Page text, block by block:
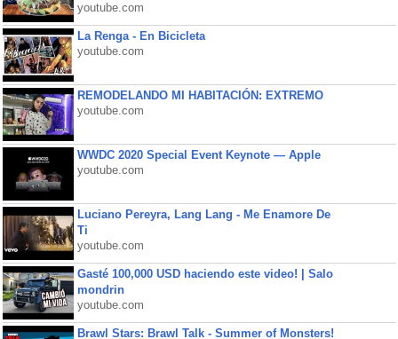
youtube.com
La Renga - En Bicicleta
youtube.com
REMODELANDO MI HABITACIÓN: EXTREMO
youtube.com
WWDC 2020 Special Event Keynote — Apple
youtube.com
Luciano Pereyra, Lang Lang - Me Enamore De
Ti
youtube.com
Gasté 100,000 USD haciendo este video! | Salo
mondrin
youtube.com
Brawl Stars: Brawl Talk - Summer of Monsters!